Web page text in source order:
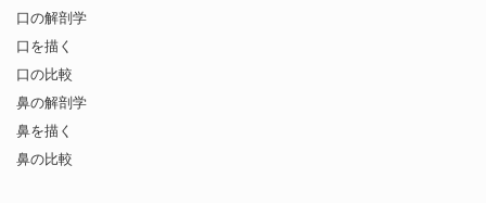
口の解剖学
口を描く
口の比較
鼻の解剖学
鼻を描く
鼻の比較